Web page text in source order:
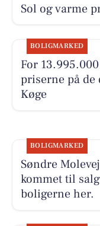
Sol og varme
BOLIGMARKED
For
priserne på
Køge
BOLIGMARKED
Søndre
kommet til
boligerne her.